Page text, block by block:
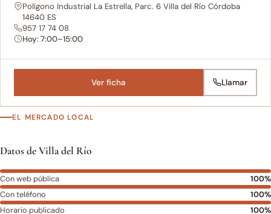
Polígono Industrial La Estrella, Parc. 6 Villa del Río Córdoba
14640 ES
957 17 74 08
Hoy: 7:00–15:00
Ver ficha Llamar
EL MERCADO LOCAL
Datos de Villa del Río
Con web pública
100%
Con teléfono
100%
Horario publicado
100%